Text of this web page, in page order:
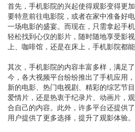
首先，手机影院的兴起使得观影变得更
要特意前往电影院，或者在家中准备好
一场电影的盛宴。而现在，只需拿起手
轻松找到心仪的影片，随时随地享受影
上、咖啡馆，还是在床上，手机影院都
其次，手机影院的内容丰富多样，满足
今，各大视频平台纷纷推出了手机应用
新的电影、热门电视剧、精彩的综艺节
爱情片，还是热衷于纪录片、动画片，
合自己的内容。此外，许多平台还提供
用户提供了更多选择，提升了观影体验。